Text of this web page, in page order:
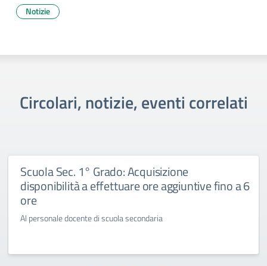
Notizie
Circolari, notizie, eventi correlati
Scuola Sec. 1° Grado: Acquisizione
disponibilità a effettuare ore aggiuntive fino a 6
ore
Al personale docente di scuola secondaria